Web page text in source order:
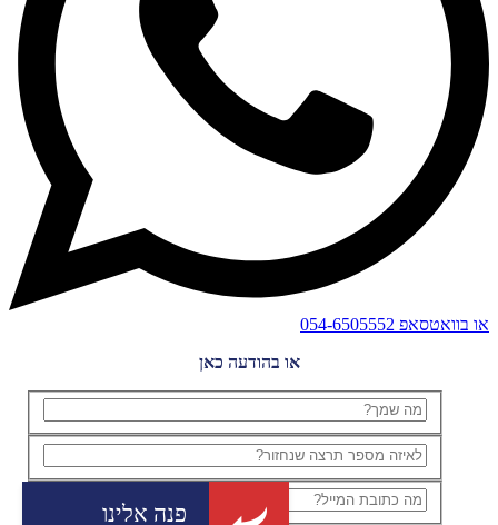
פנה אלינו
או בוואטסאפ 054-6505552
או בהודעה כאן